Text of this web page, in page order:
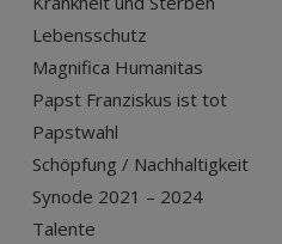
Lebensschutz
Magnifica Humanitas
Papst Franziskus ist tot
Papstwahl
Schöpfung / Nachhaltigkeit
Synode 2021 – 2024
Talente